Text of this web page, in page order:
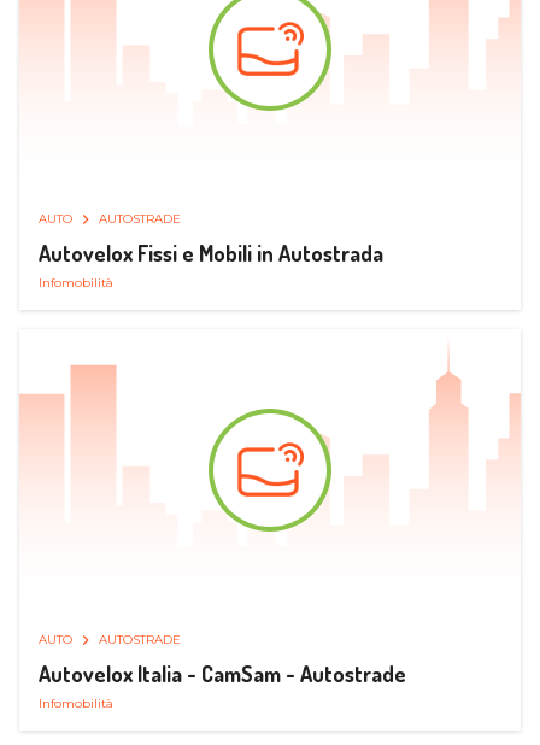
AUTO AUTOSTRADE
Autovelox Fissi e Mobili in Autostrada
Infomobilità
AUTO AUTOSTRADE
Autovelox Italia - CamSam - Autostrade
Infomobilità